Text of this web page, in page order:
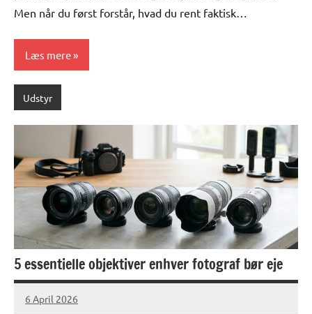
Men når du først forstår, hvad du rent faktisk…
Læs mere
Udstyr
5 essentielle objektiver enhver fotograf bør eje
6 April 2026
lucas
No